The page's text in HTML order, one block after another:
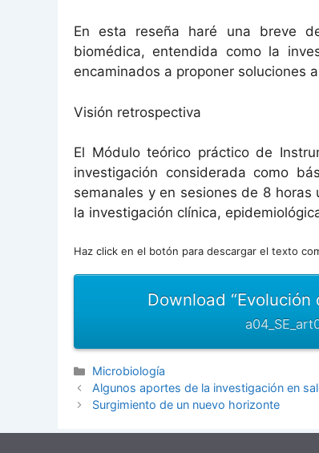
En esta reseña haré una breve
biomédica, entendida como la
encaminados a proponer soluciones
Visión retrospectiva
El Módulo teórico práctico de
investigación considerada como
semanales y en sesiones de 8
la investigación clínica,
Haz click en el botón para descargar el texto
Download
Categorías
Microbiología
Algunos aportes de la investigación en
Surgimiento de un nuevo horizonte